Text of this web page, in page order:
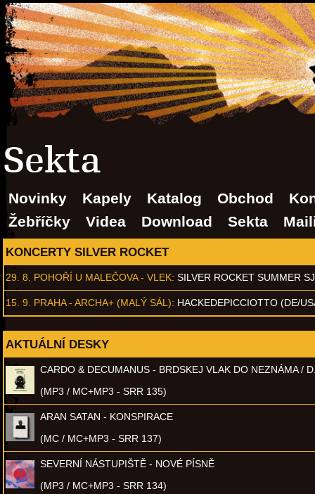
Sekta
Novinky Kapely Katalog Obchod
Žebříčky
Videa Download Sekta
KONCERTY SILVER ROCKET
29. 8. POHOŘÍ U MALEČOVA - VLEK: SILVER ROCKET SUMMER
15. 9. PRAHA - ARCHA+ (MALÝ SÁL): HACKEDEPICCIOTTO (DE/
AKTUÁLNÍ DESKY
CARDO & DECUMANUS - BRDSKEJ VLAK DO NEZNÁMA /
(MP3 / MC+MP3 - SRR 135)
ARAN SATAN - KONSPIRACE
(MC / MC+MP3 - SRR 137)
SEVERNÍ NÁSTUPIŠTĚ - NOVÉ PÍSNĚ
(MP3 / MC+MP3 - SRR 134)